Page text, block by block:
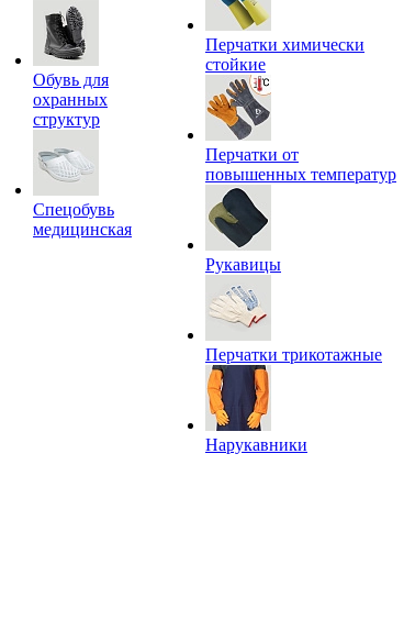
Обувь для
охранных
структур
Спецобувь
медицинская
Перчатки химически
стойкие
Перчатки от
повышенных температур
Рукавицы
Перчатки трикотажные
Нарукавники